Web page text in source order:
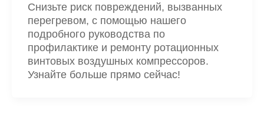
Снизьте риск повреждений, вызванных
перегревом, с помощью нашего
подробного руководства по
профилактике и ремонту ротационных
винтовых воздушных компрессоров.
Узнайте больше прямо сейчас!